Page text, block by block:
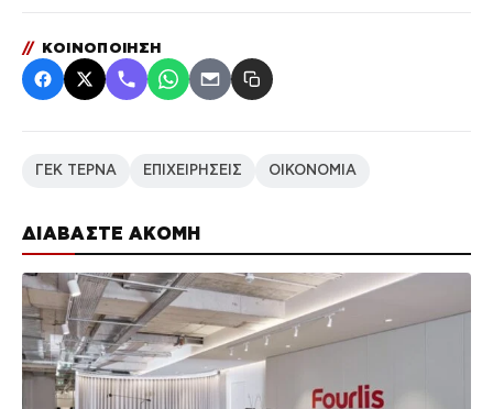
ΔΙΑΒΑΣΤΕ ΑΚΟΜΗ
// ΚΟΙΝΟΠΟΙΗΣΗ
ΓΕΚ ΤΕΡΝΑ ΕΠΙΧΕΙΡΗΣΕΙΣ ΟΙΚΟΝΟΜΙΑ